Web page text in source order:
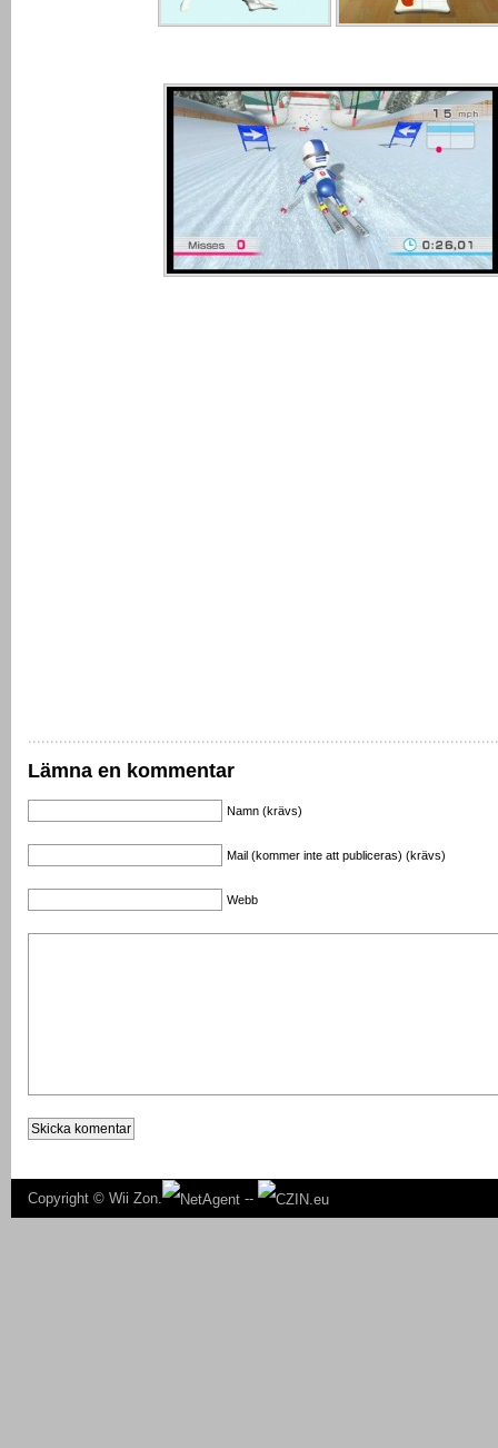
Lämna en kommentar
Namn (krävs)
Mail (kommer inte att publiceras) (krävs)
Webb
Copyright © Wii Zon. --